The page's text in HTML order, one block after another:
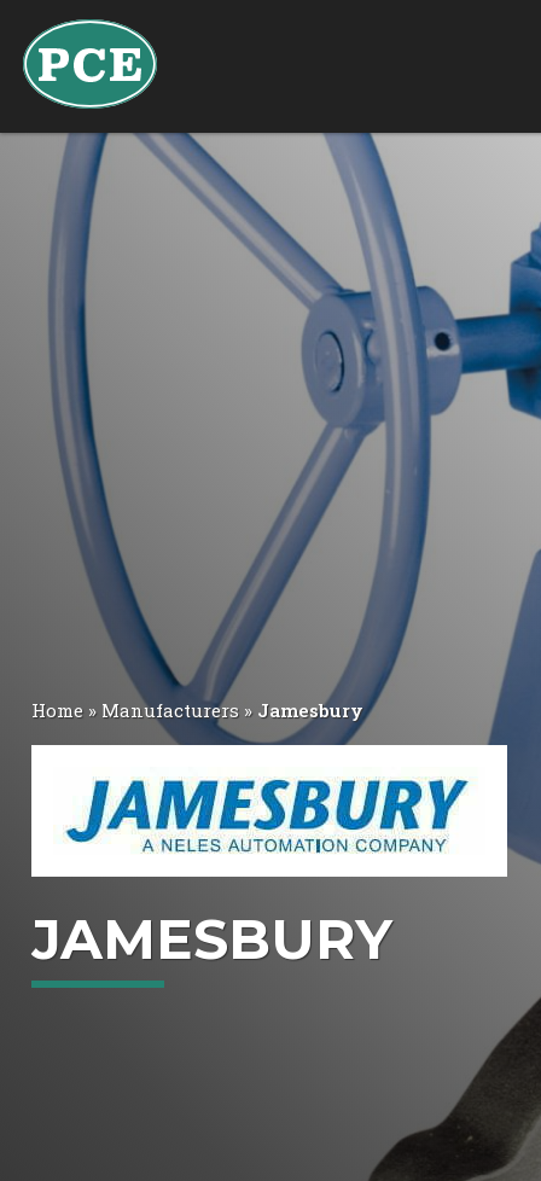
NL
DE
FR
BE
EN
Home» Manufacturers» Jamesbury
JAMESBURY